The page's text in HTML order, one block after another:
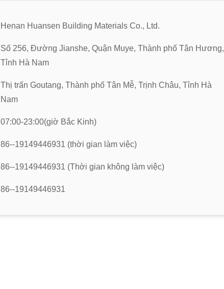
Henan Huansen Building Materials Co., Ltd.
Số 256, Đường Jianshe, Quận Muye, Thành phố Tân Hương,
Tỉnh Hà Nam
Thị trấn Goutang, Thành phố Tân Mễ, Trịnh Châu, Tỉnh Hà
Nam
07:00-23:00(giờ Bắc Kinh)
86--19149446931 (thời gian làm việc)
86--19149446931 (Thời gian không làm việc)
86--19149446931